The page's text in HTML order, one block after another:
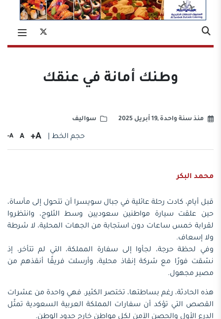
وطنك أمانة في عنقك
منذ سنة واحدة ,19 أبريل 2025 سواليف
حجم الخط | A+
A
A-
محمد البكر
قبل أيام، كادت رحلة عائلية في جبال سويسرا أن تتحول إلى مأساة،
حين علقت سيارة مواطنين سعوديين وسط الثلوج، وانتظروا
لقرابة خمس ساعات دون استجابة من الجهات المحلية، لا شرطة
ولا إسعاف.
وفي لحظة حرجة، لجأوا إلى سفارة المملكة، التي لم تتأخر، إذ
نسّقت فورًا مع شركة إنقاذ محلية، وأرسلت فريقًا أنقذهم من
مصير مجهول.
هذه الحادثة، رغم بساطتها، تختصر الكثير. فهي واحدة من عشرات
القصص التي تؤكد أن سفارات المملكة العربية السعودية تمثّل
الدرع الأول والحصن الآمن لكل مواطن خارج حدود الوطن.